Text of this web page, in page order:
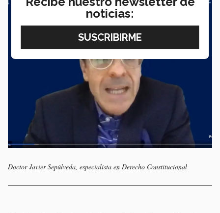
Doctor Javier Sepúlveda, especialista en Derecho Constitucional
noticias: